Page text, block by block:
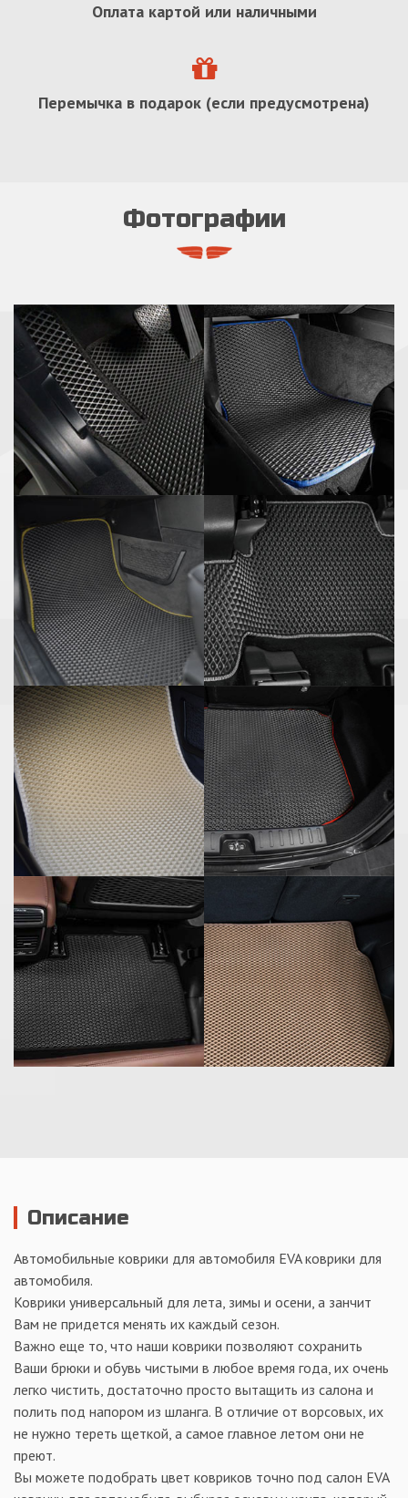
Оплата картой или наличными
Перемычка в подарок (если предусмотрена)
Фотографии
Описание
Автомобильные коврики для автомобиля EVA коврики для
автомобиля.
Коврики универсальный для лета, зимы и осени, а занчит
Вам не придется менять их каждый сезон.
Важно еще то, что наши коврики позволяют сохранить
Ваши брюки и обувь чистыми в любое время года, их очень
легко чистить, достаточно просто вытащить из салона и
полить под напором из шланга. В отличие от ворсовых, их
не нужно тереть щеткой, а самое главное летом они не
преют.
Вы можете подобрать цвет ковриков точно под салон EVA